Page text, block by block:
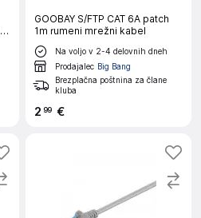
GOOBAY S/FTP CAT 6A patch
1m rumeni mrežni kabel
Na voljo v 2-4 delovnih dneh
Prodajalec Big Bang
Brezplačna poštnina za člane
kluba
2 99 €